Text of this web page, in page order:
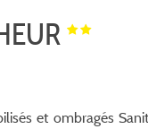
et ombragés